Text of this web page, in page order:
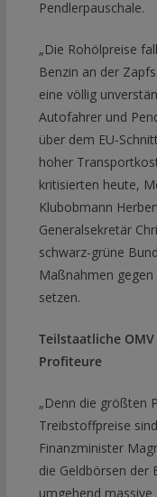
Pendlerpauschale.
„Die Rohölpreise
Benzin an der
eine völlig
Autofahrer und
über dem EU-
hoher
kritisierten heute,
Klubobmann
Generalsekretär
schwarz-grüne
Maßnahmen gegen
setzen.
Teilstaatliche
Profiteure
„Denn die größten
Treibstoffpreise
Finanzminister
die Geldbörsen der
umgehend